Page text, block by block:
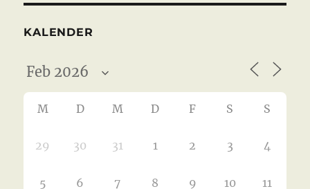
KALENDER
M D M D F S S
29 30 31 1 2 3 4
5 6 7 8 9 10 11